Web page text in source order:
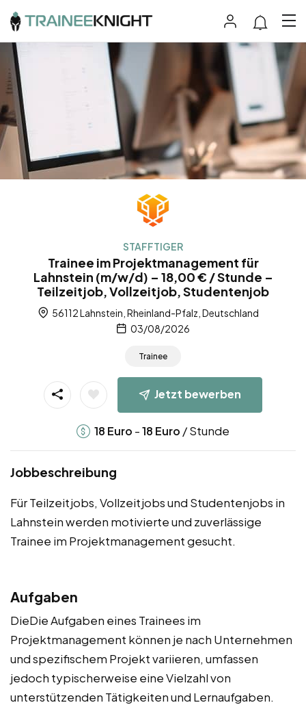
STAFFTIGER
Trainee im Projektmanagement für
Lahnstein (m/w/d) – 18,00 € / Stunde –
Teilzeitjob, Vollzeitjob, Studentenjob
56112 Lahnstein, Rheinland-Pfalz, Deutschland
03/08/2026
Trainee
Jetzt bewerben
18 Euro -18 Euro / Stunde
Jobbeschreibung
Für Teilzeitjobs, Vollzeitjobs und Studentenjobs in
Lahnstein werden motivierte und zuverlässige
Trainee im Projektmanagement gesucht.
Aufgaben
DieDie Aufgaben eines Trainees im
Projektmanagement können je nach Unternehmen
und spezifischem Projekt variieren, umfassen
jedoch typischerweise eine Vielzahl von
unterstützenden Tätigkeiten und Lernaufgaben.